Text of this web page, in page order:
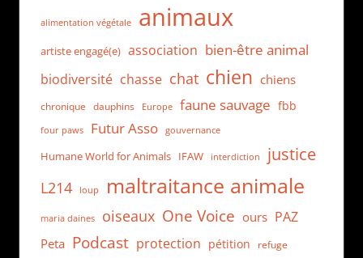
alimentation végétale animaux
artiste engagé(e) association bien-être animal
biodiversité chasse chat chien chiens
chronique dauphins Europe faune sauvage fbb
four paws Futur Asso gouvernance
Humane World for Animals IFAW interdiction justice
L214 loup maltraitance animale
maria daines oiseaux One Voice ours PAZ
Peta Podcast protection pétition refuge